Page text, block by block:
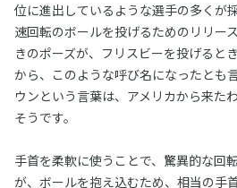
位に進出しているような選手の多くが
速回転のボールを投げるためのリリー
きのポーズが、フリスビーを投げると
から、このような呼び名になったとも
ウンという言葉は、アメリカから来た
そうです。
手首を柔軟に使うことで、驚異的な回
が、ボールを抱え込むため、相当の手